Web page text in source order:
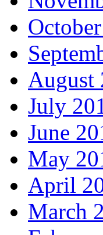
August
July
June
May
April
March